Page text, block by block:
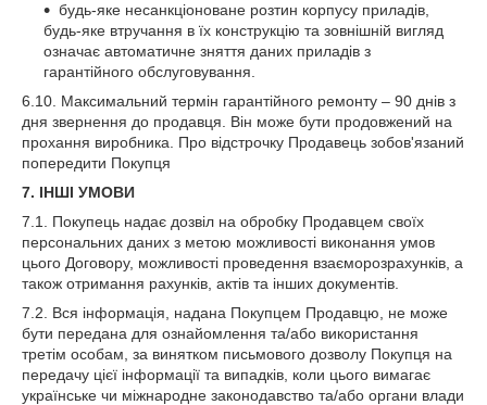
будь-яке несанкціоноване розтин корпусу приладів,
будь-яке втручання в їх конструкцію та зовнішній вигляд
означає автоматичне зняття даних приладів з
гарантійного обслуговування.
6.10. Максимальний термін гарантійного ремонту – 90 днів з
дня звернення до продавця. Він може бути продовжений на
прохання виробника. Про відстрочку Продавець зобов'язаний
попередити Покупця
7. ІНШІ УМОВИ
7.1. Покупець надає дозвіл на обробку Продавцем своїх
персональних даних з метою можливості виконання умов
цього Договору, можливості проведення взаєморозрахунків, а
також отримання рахунків, актів та інших документів.
7.2. Вся інформація, надана Покупцем Продавцю, не може
бути передана для ознайомлення та/або використання
третім особам, за винятком письмового дозволу Покупця на
передачу цієї інформації та випадків, коли цього вимагає
українське чи міжнародне законодавство та/або органи влади